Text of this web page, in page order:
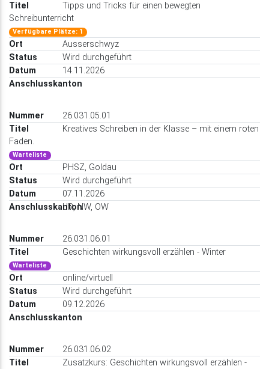
Tipps und Tricks für einen bewegten
Schreibunterricht
Verfügbare Plätze: 1
Ausserschwyz
Wird durchgeführt
14.11.2026
26.031.05.01
Kreatives Schreiben in der Klasse – mit einem roten
Faden.
Warteliste
PHSZ, Goldau
Wird durchgeführt
07.11.2026
UR, NW, OW
26.031.06.01
Geschichten wirkungsvoll erzählen - Winter
Warteliste
online/virtuell
Wird durchgeführt
09.12.2026
26.031.06.02
Zusatzkurs: Geschichten wirkungsvoll erzählen -